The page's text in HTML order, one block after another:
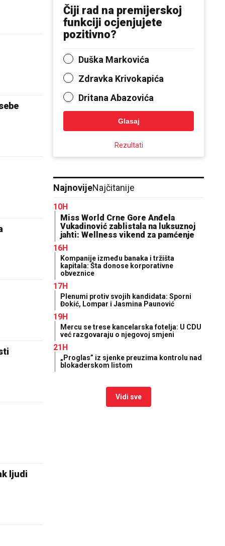
ljudi
Čiji rad na premijerskoj
funkciji ocjenjujete
pozitivno?
Duška Markovića
Zdravka Krivokapića
Dritana Abazovića
Glasaj
Rezultati
NajnovijeNajčitanije
10H
Miss World Crne Gore Anđela
Vukadinović zablistala na luksuznoj
jahti: Wellness vikend za pamćenje
16H
Kompanije između banaka i tržišta
kapitala: Šta donose korporativne
obveznice
17H
Plenumi protiv svojih kandidata: Sporni
Đokić, Lompar i Jasmina Paunović
19H
Mercu se trese kancelarska fotelja: U CDU
već razgovaraju o njegovoj smjeni
21H
„Proglas” iz sjenke preuzima kontrolu nad
blokaderskom listom
Vidi sve